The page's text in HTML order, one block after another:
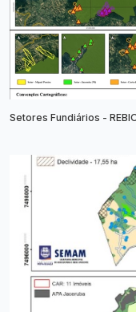
Setores Fundiários -